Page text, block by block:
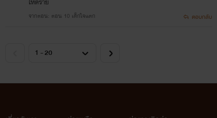
จากตอน: ตอน 10 เด็กใจแตก ตอบกลับ